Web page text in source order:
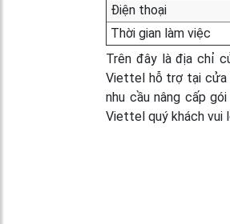
Điện thoại
Thời gian làm việc
Trên đây là địa chỉ
Viettel hỗ trợ tại cửa
nhu cầu nâng cấp
Viettel quý khách vui